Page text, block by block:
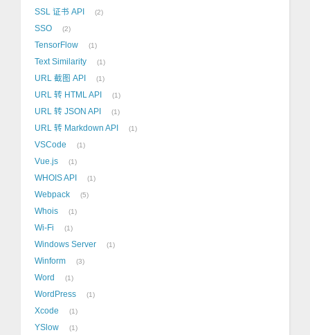
SSL 证书 API 2
SSO 2
TensorFlow 1
Text Similarity 1
URL 截图 API 1
URL 转 HTML API 1
URL 转 JSON API 1
URL 转 Markdown API 1
VSCode 1
Vue.js 1
WHOIS API 1
Webpack 5
Whois 1
Wi-Fi 1
Windows Server 1
Winform 3
Word 1
WordPress 1
Xcode 1
YSlow 1